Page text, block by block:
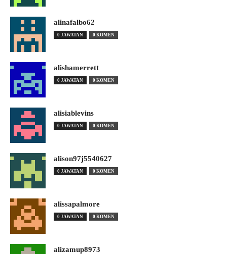
alinafalbo62
0 JAWATAN 0 KOMEN
alishamerrett
0 JAWATAN 0 KOMEN
alisiablevins
0 JAWATAN 0 KOMEN
alison97j5540627
0 JAWATAN 0 KOMEN
alissapalmore
0 JAWATAN 0 KOMEN
alizamup8973